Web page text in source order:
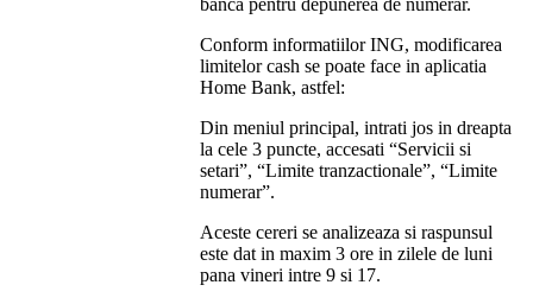
banca pentru depunerea de numerar.
Conform informatiilor ING, modificarea
limitelor cash se poate face in aplicatia
Home Bank, astfel:
Din meniul principal, intrati jos in dreapta
la cele 3 puncte, accesati “Servicii si
setari”, “Limite tranzactionale”, “Limite
numerar”.
Aceste cereri se analizeaza si raspunsul
este dat in maxim 3 ore in zilele de luni
pana vineri intre 9 si 17.